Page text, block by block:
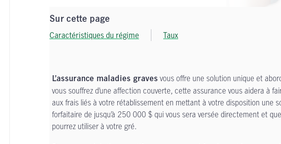
Sur cette page
Caractéristiques du régime Taux
L’assurance maladies graves vous offre une solution unique et
vous souffrez d’une affection couverte, cette assurance vous aidera à
aux frais liés à votre rétablissement en mettant à votre disposition une
forfaitaire de jusqu’à 250 000 $ qui vous sera versée directement et
pourrez utiliser à votre gré.